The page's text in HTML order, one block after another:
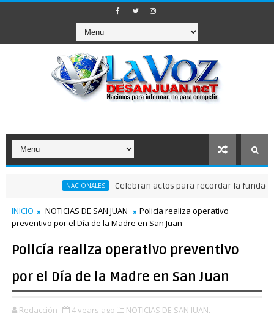
Celebran actos para recordar la fundación de
INICIO NOTICIAS DE SAN JUAN
Policía realiza operativo
preventivo por el Día de la Madre en San Juan
Policía realiza operativo preventivo
por el Día de la Madre en San Juan
Redacción 4 years ago NOTICIAS DE SAN JUAN,